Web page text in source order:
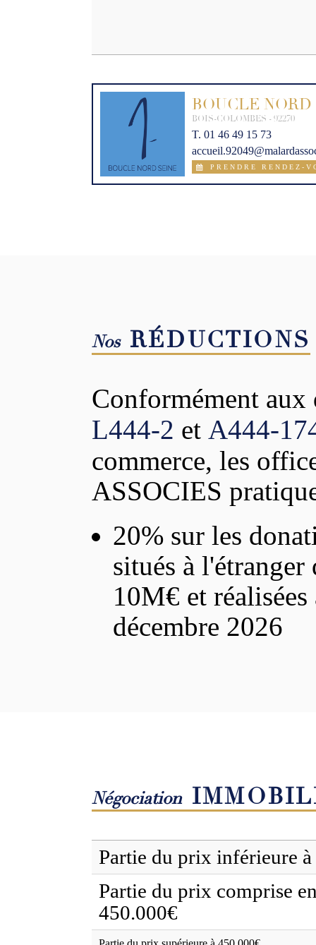
BOUCLE
BOIS-COLOMBES - 92270
T. 01 46 49 15 73
 PRENDRE RENDEZ-
Nos RÉDUCTIONS
Conformément aux
L444-2 et A444-
commerce, les
ASSOCIES
20% sur les
situés à
10M€ et
décembre 2026
Négociation
Partie du prix inférieure
Partie du prix comprise
450.000€